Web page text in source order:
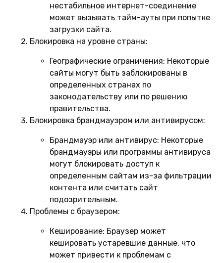
нестабильное интернет-соединение
может вызывать тайм-ауты при попытке
загрузки сайта.
Блокировка на уровне страны:
Географические ограничения: Некоторые
сайты могут быть заблокированы в
определенных странах по
законодательству или по решению
правительства.
Блокировка брандмауэром или антивирусом:
Брандмауэр или антивирус: Некоторые
брандмауэры или программы антивируса
могут блокировать доступ к
определенным сайтам из-за фильтрации
контента или считать сайт
подозрительным.
Проблемы с браузером:
Кеширование: Браузер может
кешировать устаревшие данные, что
может привести к проблемам с